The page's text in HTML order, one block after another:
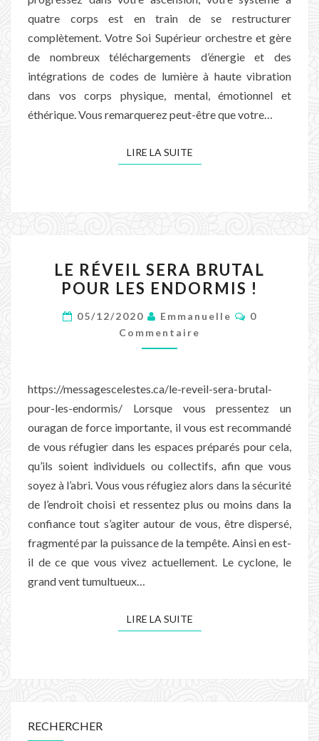
quatre corps est en train de se restructurer
complètement. Votre Soi Supérieur orchestre et gère
de nombreux téléchargements d’énergie et des
intégrations de codes de lumière à haute vibration
dans vos corps physique, mental, émotionnel et
éthérique. Vous remarquerez peut-être que votre…
LIRE LA SUITELIRE LA SUITE
RÉVEIL
SERA
BRUTAL
POUR
LES
!
LE RÉVEIL SERA BRUTAL
POUR LES ENDORMIS !
05/12/2020 Emmanuelle
0
Commentaire
https://messagescelestes.ca/le-reveil-sera-brutal-
pour-les-endormis/ Lorsque vous pressentez un
ouragan de force importante, il vous est recommandé
de vous réfugier dans les espaces préparés pour cela,
qu’ils soient individuels ou collectifs, afin que vous
soyez à l’abri. Vous vous réfugiez alors dans la sécurité
de l’endroit choisi et ressentez plus ou moins dans la
confiance tout s’agiter autour de vous, être dispersé,
fragmenté par la puissance de la tempête. Ainsi en est-
il de ce que vous vivez actuellement. Le cyclone, le
grand vent tumultueux…
LIRE LA SUITELIRE LA SUITE
RECHERCHER